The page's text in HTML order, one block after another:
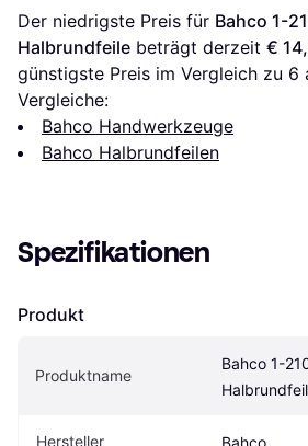
Der niedrigste Preis für Bahco 1-
Halbrundfeile beträgt derzeit €
günstigste Preis im Vergleich zu 6
Vergleiche:
Bahco Handwerkzeuge
Bahco Halbrundfeilen
Spezifikationen
Produkt
Produktname
Bahco 1-
Hersteller Bahco